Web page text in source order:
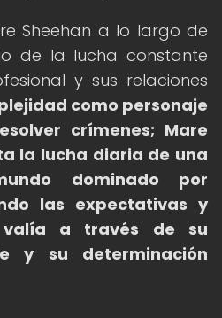
Sheehan a lo largo de
de la lucha constante
y sus relaciones
como personaje
crímenes; Mare
la lucha diaria de una
dominado por
las expectativas y
valía a través de su
y su determinación